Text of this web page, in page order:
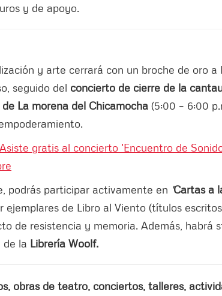
y de apoyo.
y arte cerrará con un broche de oro
seguido del concierto de cierre de la
La morena del Chicamocha (5:00 – 6:00
Asiste gratis al concierto 'Encuentro de
podrás participar activamente en 'Cartas a
ejemplares de Libro al Viento (títulos
de resistencia y memoria. Además, habrá
de la Librería Woolf.
obras de teatro, conciertos, talleres,